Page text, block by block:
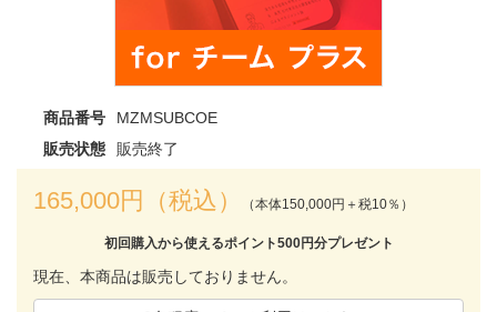
商品番号
MZMSUBCOE
販売状態
販売終了
165,000円（税込） （本体150,000円＋税10％）
初回購入から使えるポイント500円分プレゼント
現在、本商品は販売しておりません。